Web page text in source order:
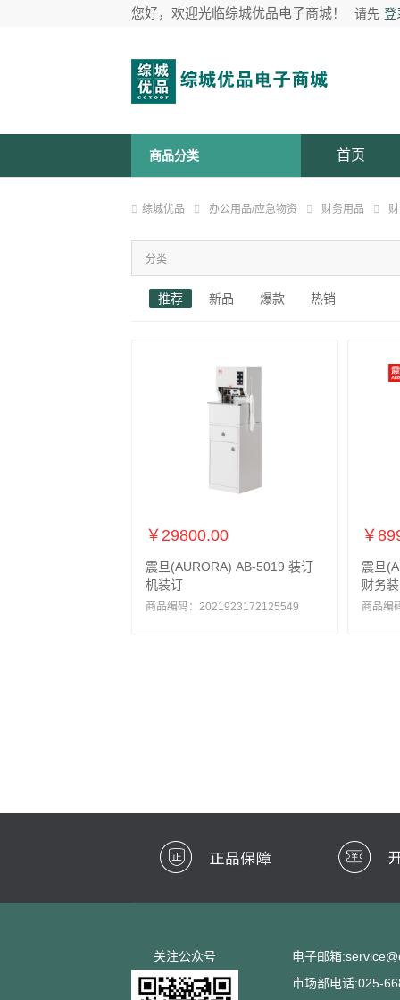
您好，欢迎光临综城优品电子商城！ 请先 登
商品分类 首页
综城优品 办公用品/应急物资 财务用品
分类
推荐 新品 爆款 热销
￥29800.00
震旦(AURORA) AB-5019 装订
机装订
商品编码：2021923172125549
￥
震旦
财务装
商品编
关注公众号
电子邮箱
市场部电话:025-